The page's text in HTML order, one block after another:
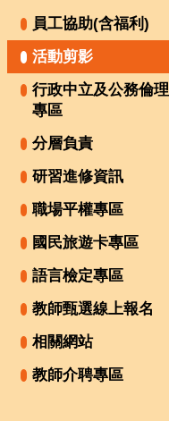
員工協助(含福利)
活動剪影
行政中立及公務倫理
專區
分層負責
研習進修資訊
職場平權專區
國民旅遊卡專區
語言檢定專區
教師甄選線上報名
相關網站
教師介聘專區